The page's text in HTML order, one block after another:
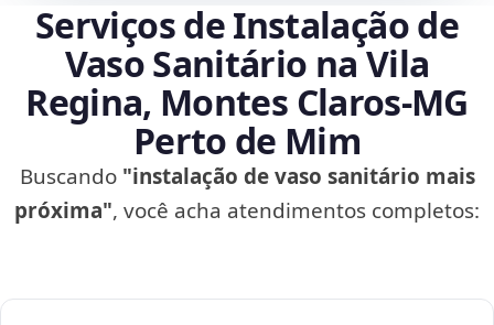
Serviços de Instalação de
Vaso Sanitário na Vila
Regina, Montes Claros‑MG
Perto de Mim
Buscando "instalação de vaso sanitário mais
próxima", você acha atendimentos completos: